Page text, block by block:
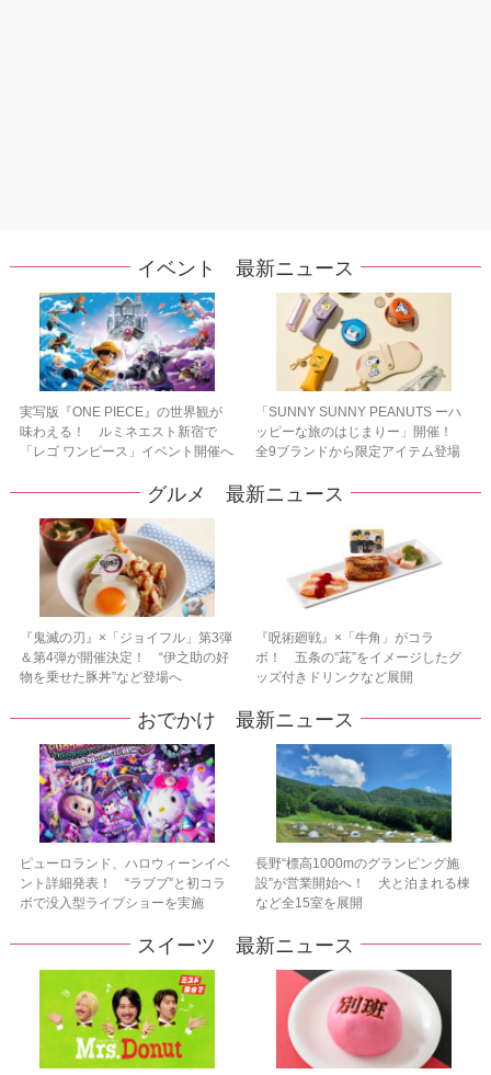
イベント 最新ニュース
実写版『ONE PIECE』の世界観が
味わえる！ ルミネエスト新宿で
「レゴ ワンピース」イベント開催へ
「SUNNY SUNNY PEANUTS ーハ
ッピーな旅のはじまりー」開催！
全9ブランドから限定アイテム登場
グルメ 最新ニュース
『鬼滅の刃』×「ジョイフル」第3弾
＆第4弾が開催決定！ “伊之助の好
物を乗せた豚丼”など登場へ
『呪術廻戦』×「牛角」がコラ
ボ！ 五条の“茈”をイメージしたグ
ッズ付きドリンクなど展開
おでかけ 最新ニュース
ピューロランド、ハロウィーンイベ
ント詳細発表！ “ラブブ”と初コラ
ボで没入型ライブショーを実施
長野“標高1000mのグランピング施
設”が営業開始へ！ 犬と泊まれる棟
など全15室を展開
スイーツ 最新ニュース